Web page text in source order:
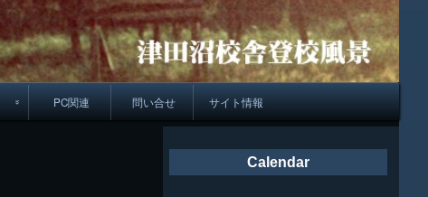
PC関連 問い合せ サイト情報
Calendar